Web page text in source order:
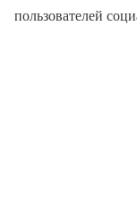
пользователей